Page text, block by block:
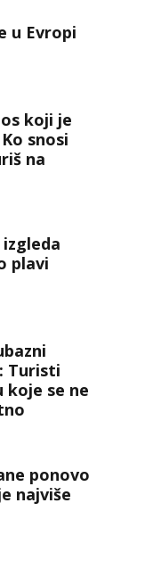
u Evropi
koji je
snosi
na
plavi
Turisti
koje se ne
ponovo
najviše